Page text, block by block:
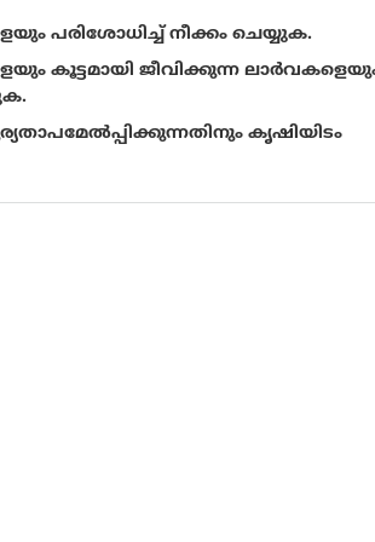
പരിശോധിച്ച് നീക്കം ചെയ്യുക.
കൂട്ടമായി ജീവിക്കുന്ന
കൃഷിയിടം